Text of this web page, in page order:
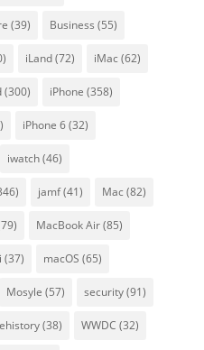
(39) Business (55)
iLand(72) iMac (62)
(300) iPhone (358)
iPhone 6(32)
iwatch(46)
jamf(41) Mac (82)
MacBook Air(85)
(37) macOS (65)
Mosyle (57) security(91)
(38) WWDC (32)